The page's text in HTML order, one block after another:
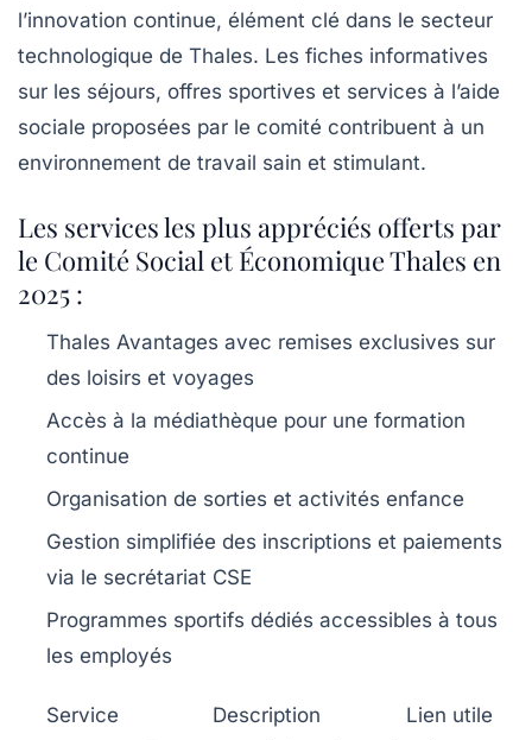
l’innovation continue, élément clé dans le secteur
technologique de Thales. Les fiches informatives
sur les séjours, offres sportives et services à l’aide
sociale proposées par le comité contribuent à un
environnement de travail sain et stimulant.
Les services les plus appréciés offerts par
le Comité Social et Économique Thales en
2025 :
Thales Avantages avec remises exclusives sur
des loisirs et voyages
Accès à la médiathèque pour une formation
continue
Organisation de sorties et activités enfance
Gestion simplifiée des inscriptions et paiements
via le secrétariat CSE
Programmes sportifs dédiés accessibles à tous
les employés
Service Description Lien utile